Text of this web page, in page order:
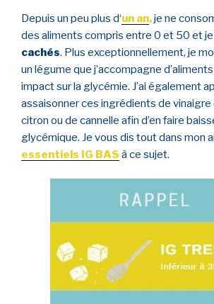
Depuis un peu plus d‘un an,je ne
des aliments compris entre 0 et 50 et je
cachés. Plus exceptionnellement, je
un légume que j’accompagne
impact sur la glycémie. J’ai également
assaisonner ces ingrédients de vinaigre
citron ou de cannelle afin d’en faire
glycémique. Je vous dis tout dans mon
essentiels IG BAS à ce sujet.